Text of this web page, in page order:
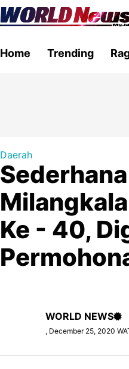
Home Trending
Daerah
Ke - 40,
WORLD NEWS
, December 25, 2020